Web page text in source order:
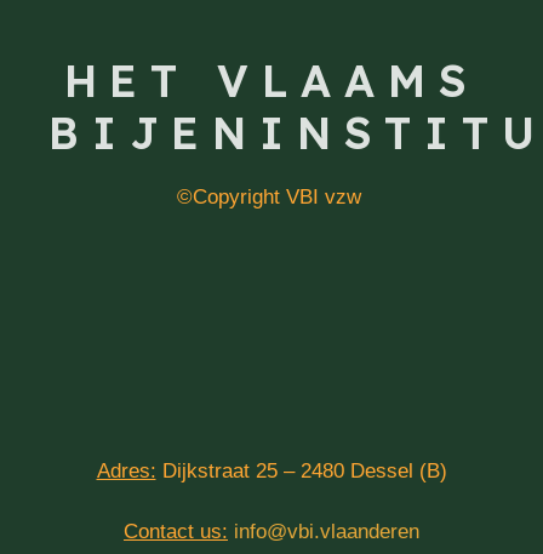
HET VLAAMS
©Copyright VBI vzw
Adres: Dijkstraat 25 – 2480 Dessel (B)
Contact us: info@vbi.vlaanderen